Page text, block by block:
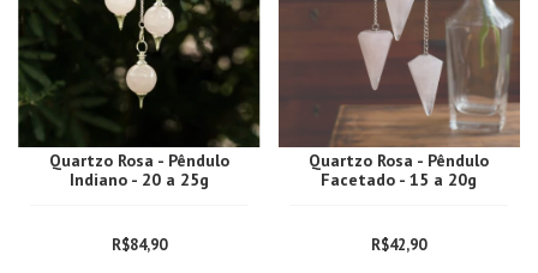
Quartzo Rosa - Pêndulo
Indiano - 20 a 25g
R$84,90
Quartzo Rosa - Pêndulo
Facetado - 15 a 20g
R$42,90